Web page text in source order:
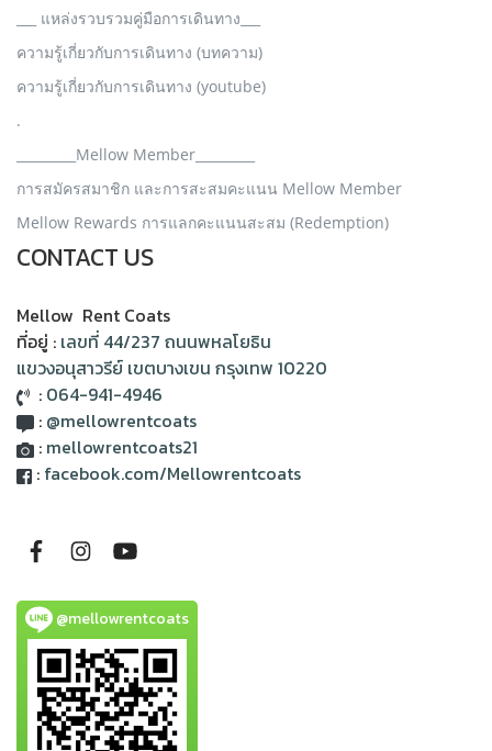
___ แหล่งรวบรวมคู่มือการเดินทาง___
ความรู้เกี่ยวกับการเดินทาง (บทความ)
ความรู้เกี่ยวกับการเดินทาง (youtube)
.
_________Mellow Member_________
การสมัครสมาชิก และการสะสมคะแนน Mellow Member
Mellow Rewards การแลกคะแนนสะสม (Redemption)
CONTACT US
Mellow Rent Coats
ที่อยู่ : เลขที่ 44/237 ถนนพหลโยธิน
แขวงอนุสาวรีย์ เขตบางเขน กรุงเทพ 10220
: 064-941-4946
: @mellowrentcoats
: mellowrentcoats21
: facebook.com/Mellowrentcoats
@mellowrentcoats